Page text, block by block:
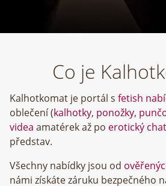
Co je
Kalhotkomat je portál s fetish
oblečení (kalhotky, ponožky,
videa amatérek až po erotický chat
představ.
Všechny nabídky jsou od
námi získáte záruku bezpečného